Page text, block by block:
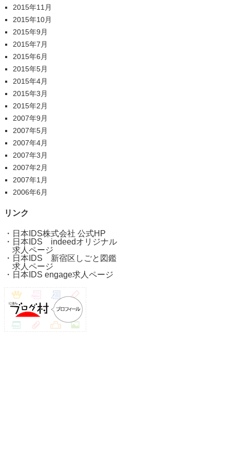
2015年11月
2015年10月
2015年9月
2015年7月
2015年6月
2015年5月
2015年4月
2015年3月
2015年2月
2007年9月
2007年5月
2007年4月
2007年3月
2007年2月
2007年1月
2006年6月
リンク
・ 日本IDS株式会社 公式HP
・ 日本IDS indeedオリジナル
求人ページ
・ 日本IDS 新宿区しごと図鑑
求人ページ
・ 日本IDS engage求人ページ